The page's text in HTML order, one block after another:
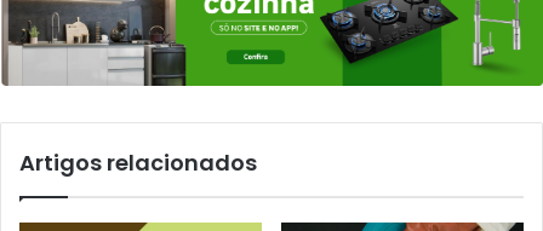
Artigos relacionados